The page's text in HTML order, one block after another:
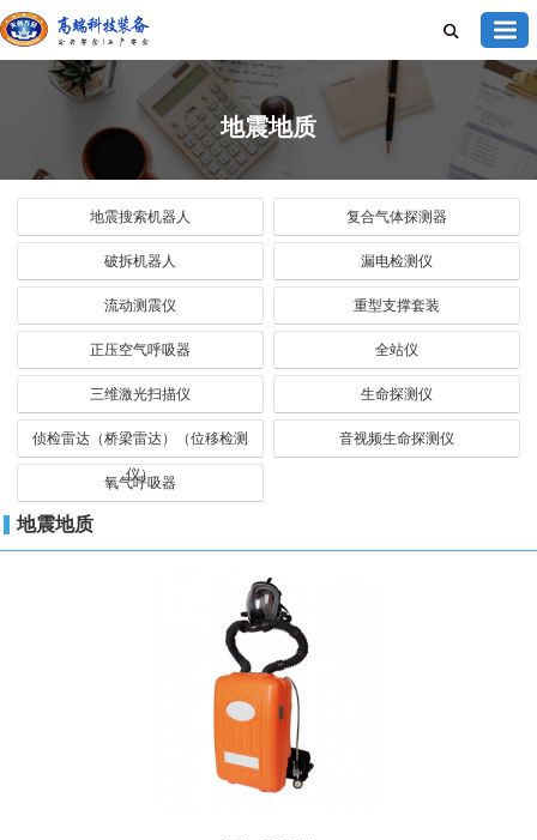
地震地质
地震搜索机器人 复合气体探测器
破拆机器人 漏电检测仪
流动测震仪 重型支撑套装
正压空气呼吸器 全站仪
三维激光扫描仪 生命探测仪
侦检雷达（桥梁雷达）（位移检测
仪）
音视频生命探测仪
氧气呼吸器
地震地质